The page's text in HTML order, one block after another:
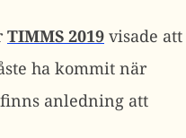
TIMMS 2019 visade att
ha kommit när
anledning att